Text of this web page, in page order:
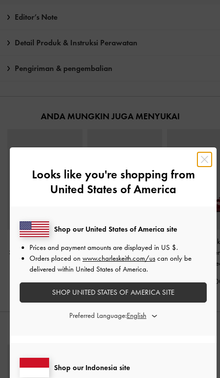
Editor’s Note
Detail Produk & Instruksi Perawatan
Pengiriman & pengembalian
ANDA MUNGKIN JUGA MENYUKAI
Slingback Luciana Patent
-Red
IDR899,000
Embellished Bow Barbara
Patent-Red
IDR899,000
Sepatu
Block-Heel
Dorian
Looks like you're shopping from
United States of America
Shop our Indonesia site
Shop our United States of America site
Prices and payment amounts are displayed in US $.
Orders placed on www.charleskeith.com/us can only be
delivered within United States of America.
SHOP UNITED STATES OF AMERICA SITE
Preferred Language: